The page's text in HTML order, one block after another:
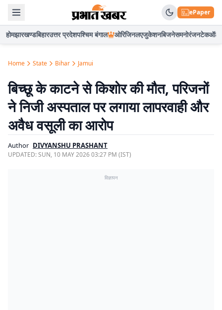
ePaper
होमझारखण्डबिहारउत्तर प्रदेशपश्चिम बंगाल ओरिजिनलएजुकेशनबिजनेसमनोरंजनटेकऑटो
Home State Bihar Jamui
बिच्छू के काटने से किशोर की मौत, परिजनों
ने निजी अस्पताल पर लगाया लापरवाही और
अवैध वसूली का आरोप
Author DIVYANSHU PRASHANT
UPDATED:SUN, 10 MAY 2026 03:27 PM (IST)
विज्ञापन